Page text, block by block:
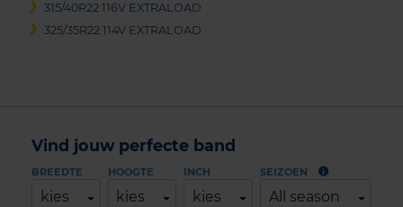
315/40R22 116V EXTRALOAD
325/35R22 114V EXTRALOAD
Vind jouw perfecte band
BREEDTE
kies
HOOGTE
kies
INCH
kies
SEIZOEN
All season